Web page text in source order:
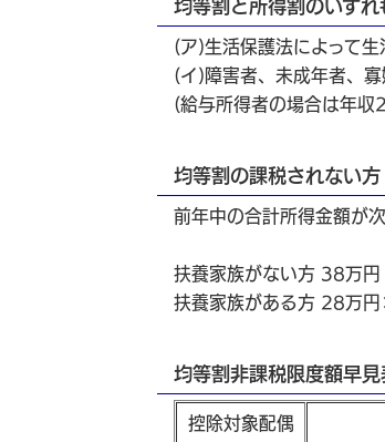
均等割と所得割のいず
(ア)生活保護法によって
(イ)障害者、未成年者、
(給与所得者の場合は年収
均等割の課税されない方
前年中の合計所得金額が
扶養家族がない方 38万円
扶養家族がある方 28万
均等割非課税限度額早見
控除対象配偶